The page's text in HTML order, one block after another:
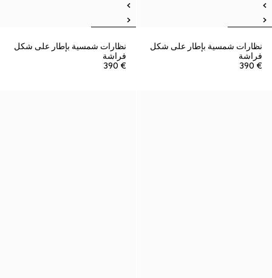
نظارات شمسية بإطار على شكل
فراشة
€ 390
نظارات شمسية بإطار على شكل
فراشة
€ 390